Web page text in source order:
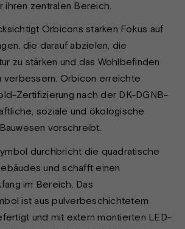
ihren zentralen Bereich.
Orbicons starken Fokus auf
die darauf abzielen, die
zu stärken und das Wohlbefinden
verbessern. Orbicon erreichte
Zertifizierung nach der DK-DGNB-
soziale und ökologische
vorschreibt.
durchbricht die quadratische
und schafft einen
im Bereich. Das
ist aus pulverbeschichtetem
und mit extern montierten LED-